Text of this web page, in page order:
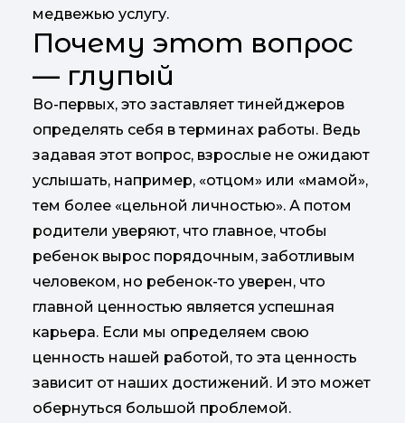
медвежью услугу.
Почему этот вопрос
— глупый
Во-первых, это заставляет тинейджеров
определять себя в терминах работы. Ведь
задавая этот вопрос, взрослые не ожидают
услышать, например, «отцом» или «мамой»,
тем более «цельной личностью». А потом
родители уверяют, что главное, чтобы
ребенок вырос порядочным, заботливым
человеком, но ребенок-то уверен, что
главной ценностью является успешная
карьера. Если мы определяем свою
ценность нашей работой, то эта ценность
зависит от наших достижений. И это может
обернуться большой проблемой.